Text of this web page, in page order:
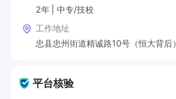
2年
中专/技校
工作地址
忠县忠州街道精诚路10号（恒大背后）
平台核验